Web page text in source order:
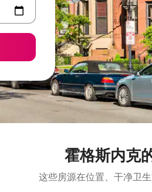
霍格斯内克
这些房源在位置、干净卫